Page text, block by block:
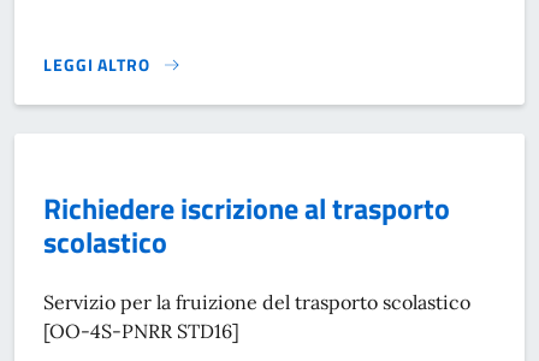
LEGGI ALTRO
ISCRIZIONE ANAGRAFICA PER CITTADINI EUROPEI - ANPR}
Richiedere iscrizione al trasporto
scolastico
Servizio per la fruizione del trasporto scolastico
[OO-4S-PNRR STD16]